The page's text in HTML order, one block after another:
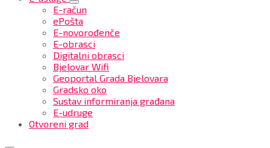
E-račun
ePošta
E-novorođenče
E-obrasci
Digitalni obrasci
Bjelovar Wifi
Geoportal Grada Bjelovara
Gradsko oko
Sustav informiranja građana
E-udruge
Otvoreni grad